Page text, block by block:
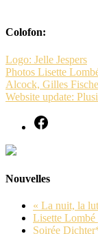
Colofon:
Logo: Jelle Jespers
Photos Lisette
Alcock, Gilles
Website update:
Nouvelles
« La nuit, la
Lisette Lombé
Soirée